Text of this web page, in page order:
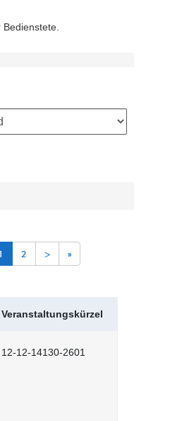
2 > »
Veranstaltungskürzel
12-12-14130-2601